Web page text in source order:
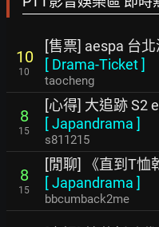
10
10
[售票] aespa 台
[ Drama-Ticket]
taocheng
8
15
[心得] 大追跡 S2
[Japandrama ]
s811215
8
15
[閒聊] 《直到T恤
[Japandrama ]
bbcumback2me